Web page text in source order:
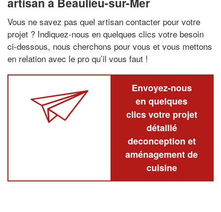
Vous ne savez pas quel artisan contacter pour votre
projet ? Indiquez-nous en quelques clics votre besoin
ci-dessous, nous cherchons pour vous et vous mettons
en relation avec le pro qu’il vous faut !
Envoyez-nous
en quelques
clics votre projet
détaillé
deconception et
aménagement de
cuisine